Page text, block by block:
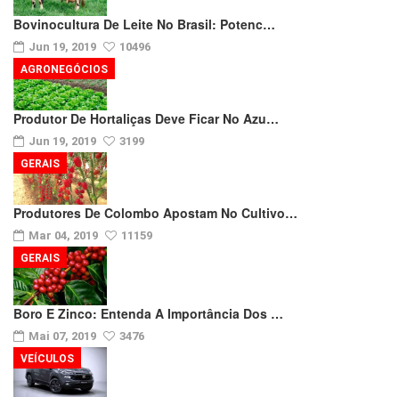
Bovinocultura De Leite No Brasil: Potenc…
Jun 19, 2019 10496
Produtor De Hortaliças Deve Ficar No Azu…
Jun 19, 2019 3199
AGRONEGÓCIOS
Produtores De Colombo Apostam No Cultivo…
Mar 04, 2019 11159
GERAIS
Boro E Zinco: Entenda A Importância Dos …
Mai 07, 2019 3476
GERAIS
VEÍCULOS